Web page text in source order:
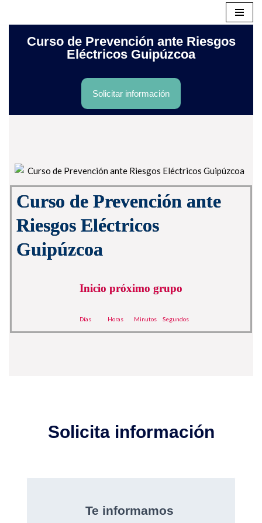
Curso de Prevención ante Riesgos
Eléctricos Guipúzcoa
Solicitar información
Curso de Prevención ante
Riesgos Eléctricos
Guipúzcoa
Inicio próximo grupo
Días Horas Minutos Segundos
Solicita información